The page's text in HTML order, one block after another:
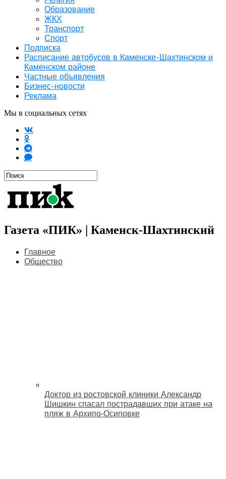
Образование
ЖКХ
Транспорт
Спорт
Подписка
Расписание автобусов в Каменске-Шахтинском и
Каменском районе
Частные объявления
Бизнес-новости
Реклама
Мы в социальных сетях
Газета «ПИК» | Каменск-Шахтинский
Главное
Общество
Доктор из ростовской клиники Александр
Шишкин спасал пострадавших при атаке на
пляж в Архипо‑Осиповке